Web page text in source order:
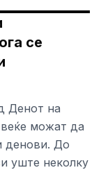
се
Денот на
можат да
денови. До
уште неколку